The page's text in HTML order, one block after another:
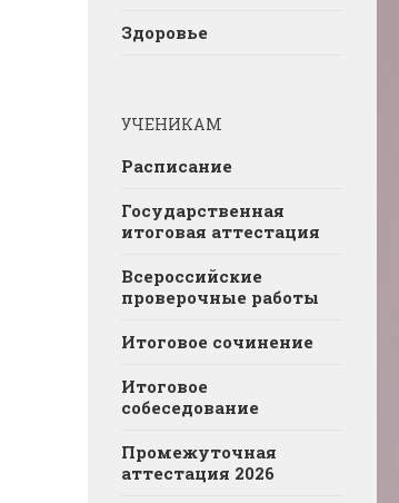
Здоровье
УЧЕНИКАМ
Расписание
Государственная
итоговая аттестация
Всероссийские
проверочные работы
Итоговое сочинение
Итоговое
собеседование
Промежуточная
аттестация 2026